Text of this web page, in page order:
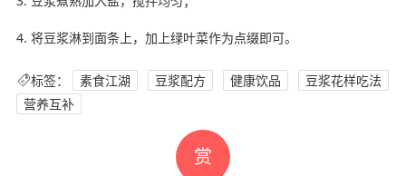
4. 将豆浆淋到面条上，加上绿叶菜作为点缀即可。
标签： 素食江湖 豆浆配方 健康饮品
豆浆花样吃法
营养互补
赏